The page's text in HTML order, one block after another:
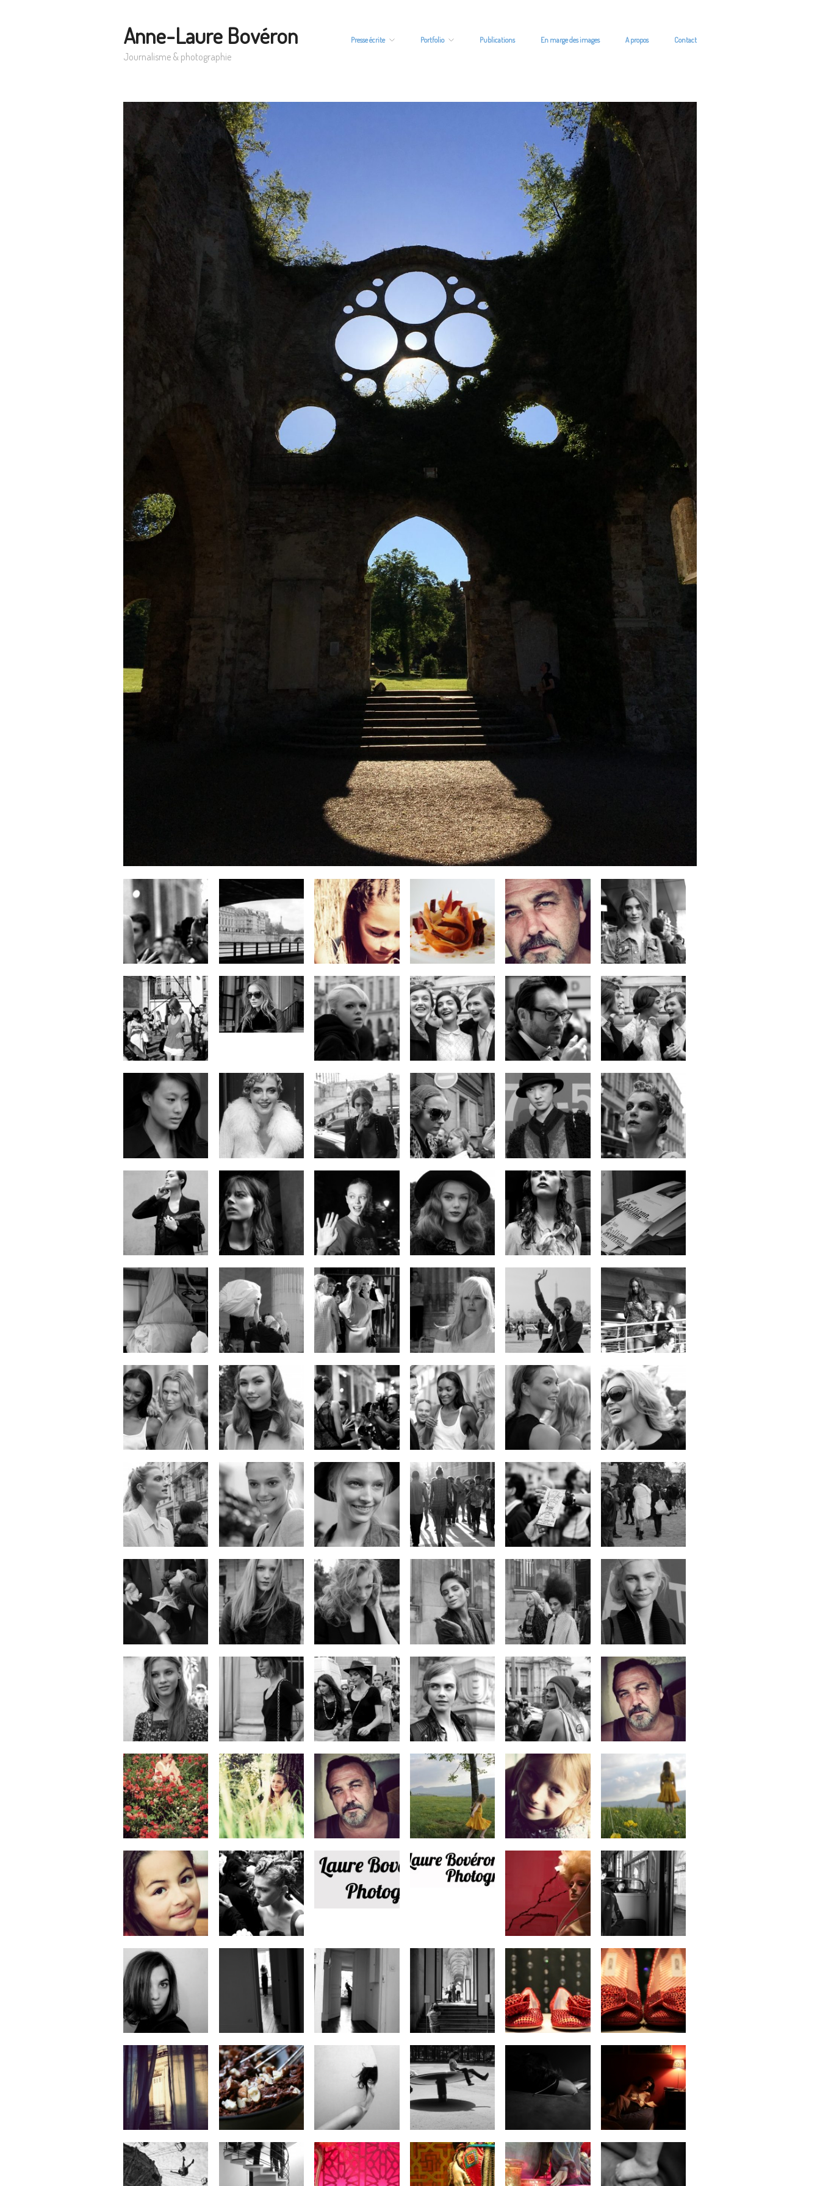
Anne-Laure Bovéron
Journalisme & photographie
Presse écrite Portfolio Publications En marge des images A propos Contact